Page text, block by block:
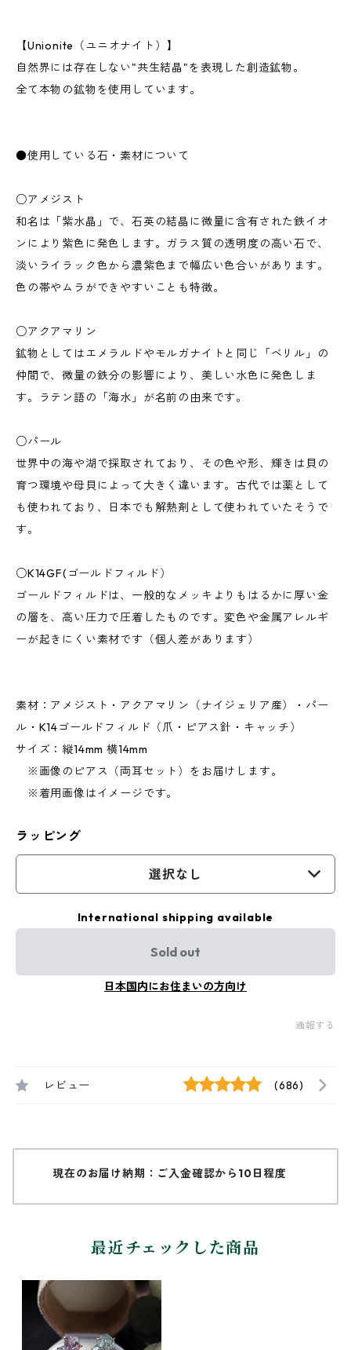
【Unionite（ユニオナイト）】
自然界には存在しない"共生結晶"を表現した創造鉱物。
全て本物の鉱物を使用しています。
●使用している石・素材について
○アメジスト
和名は「紫水晶」で、石英の結晶に微量に含有された鉄イオ
ンにより紫色に発色します。ガラス質の透明度の高い石で、
淡いライラック色から濃紫色まで幅広い色合いがあります。
色の帯やムラができやすいことも特徴。
○アクアマリン
鉱物としてはエメラルドやモルガナイトと同じ「ベリル」の
仲間で、微量の鉄分の影響により、美しい水色に発色しま
す。ラテン語の「海水」が名前の由来です。
○パール
世界中の海や湖で採取されており、その色や形、輝きは貝の
育つ環境や母貝によって大きく違います。古代では薬として
も使われており、日本でも解熱剤として使われていたそうで
す。
○K14GF(ゴールドフィルド）
ゴールドフィルドは、一般的なメッキよりもはるかに厚い金
の層を、高い圧力で圧着したものです。変色や金属アレルギ
ーが起きにくい素材です（個人差があります）
素材：アメジスト・アクアマリン（ナイジェリア産）・パー
ル・K14ゴールドフィルド（爪・ピアス針・キャッチ）
サイズ：縦14mm 横14mm
※画像のピアス（両耳セット）をお届けします。
※着用画像はイメージです。
ラッピング
選択なし
International shipping available
Sold out
日本国内にお住まいの方向け
通報する
レビュー (686)
現在のお届け納期：ご入金確認から10日程度
最近チェックした商品